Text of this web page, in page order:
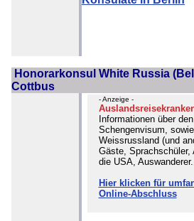
Honorarkonsul White Russia
Cottbus
- Anzeige -
Informationen über
Schengenvisum,
Weissrussland (und
Gäste, Sprachschüler,
die USA,
Hier klicken für
Online-Abschluss